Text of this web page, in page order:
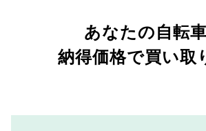
あなたの自転車
納得価格で買い取